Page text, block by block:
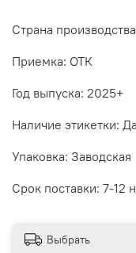
Страна
Приемка: ОТК
Год выпуска: 2025+
Наличие этикетки: Да
Упаковка: Заводская
Срок поставки: 7-12
Выбрать